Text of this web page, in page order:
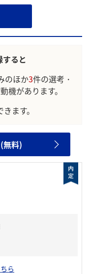
ると
のほか3件の選考・
機があります。
ます。
無料)
ら